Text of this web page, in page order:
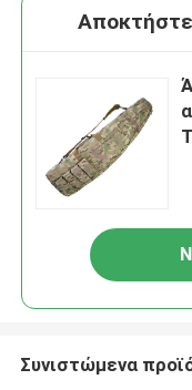
Αποκτήστε
Συνιστώμενα